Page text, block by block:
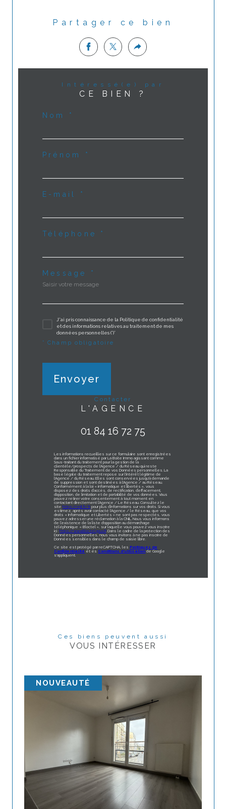
Partager ce bien
Intéressé(e) par
CE BIEN ?
Nom *
Prénom *
E-mail *
Téléphone *
Message *
J'ai pris connaissance de la Politique de confidentialité
et des informations relatives au traitement de mes
données personnelles (*)*
* Champ obligatoire
Envoyer
contacter
L'AGENCE
01 84 16 72 75
Les informations recueillies sur ce formulaire sont enregistrées
dans un fichier informatisé par La Boite Immo agissant comme
Sous-traitant du traitement pour la gestion de la
clientèle/prospects de l'Agence / du Réseau qui reste
Responsable du Traitement de vos Données personnelles. La
base légale du traitement repose sur l'intérêt légitime de
l'Agence / du Réseau. Elles sont conservées jusqu'à demande
de suppression et sont destinées à l'Agence / au Réseau.
Conformément à la loi « informatique et libertés », vous
disposez des droits d’accès, de rectification, d’effacement,
d’opposition, de limitation et de portabilité de vos données. Vous
pouvez retirer votre consentement à tout moment en
contactant directement l’Agence / Le Réseau. Consultez le
site https://cnil.fr/fr pour plus d’informations sur vos droits. Si vous
estimez, après avoir contacté l'Agence / le Réseau, que vos
droits « Informatique et Libertés » ne sont pas respectés, vous
pouvez adresser une réclamation à la CNIL. Nous vous informons
de l’existence de la liste d'opposition au démarchage
téléphonique « Bloctel », sur laquelle vous pouvez vous inscrire
ici : https://www.bloctel.gouv.fr. Dans le cadre de la protection des
Données personnelles, nous vous invitons à ne pas inscrire de
Données sensibles dans le champ de saisie libre.
Ce site est protégé par reCAPTCHA, les Politiques de
Confidentialité et es Conditions d'utilisation de Google
s'appliquent.
Ces biens peuvent aussi
VOUS INTÉRESSER
NOUVEAUTÉ